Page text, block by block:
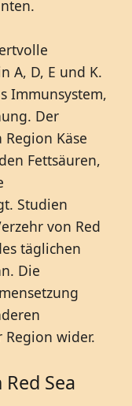
A, D, E und K.
Immunsystem,
Der
Käse
Fettsäuren,
Studien
von Red
täglichen
Die
wider.
Sea